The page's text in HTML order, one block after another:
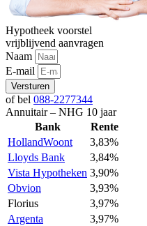
Hypotheek voorstel
vrijblijvend aanvragen
Naam
E-mail
Versturen
of bel 088-2277344
Annuitair – NHG 10 jaar
Bank
Rente
HollandWoont
3,83%
Lloyds Bank
3,84%
Vista Hypotheken 3,90%
Obvion
3,93%
Florius
3,97%
Argenta
3,97%